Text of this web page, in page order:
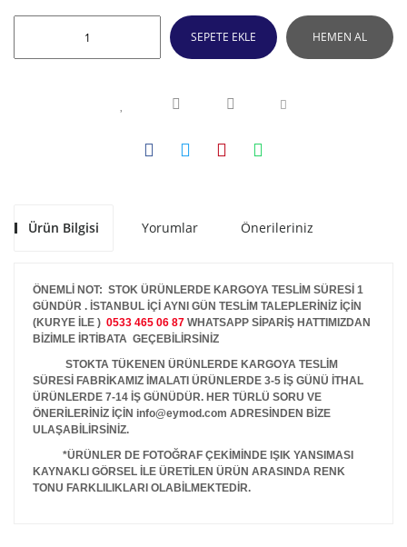
SEPETE EKLE HEMEN AL
Ürün Bilgisi Yorumlar Önerileriniz
ÖNEMLİ NOT: STOK ÜRÜNLERDE KARGOYA TESLİM SÜRESİ 1
GÜNDÜR . İSTANBUL İÇİ AYNI GÜN TESLİM TALEPLERİNİZ İÇİN
(KURYE İLE ) 0533 465 06 87 WHATSAPP SİPARİŞ HATTIMIZDAN
BİZİMLE İRTİBATA GEÇEBİLİRSİNİZ
STOKTA TÜKENEN ÜRÜNLERDE KARGOYA TESLİM
SÜRESİ FABRİKAMIZ İMALATI ÜRÜNLERDE 3-5 İŞ GÜNÜ İTHAL
ÜRÜNLERDE 7-14 İŞ GÜNÜDÜR. HER TÜRLÜ SORU VE
ÖNERİLERİNİZ İÇİN info@eymod.com ADRESİNDEN BİZE
ULAŞABİLİRSİNİZ.
*ÜRÜNLER DE FOTOĞRAF ÇEKİMİNDE IŞIK YANSIMASI
KAYNAKLI GÖRSEL İLE ÜRETİLEN ÜRÜN ARASINDA RENK
TONU FARKLILIKLARI OLABİLMEKTEDİR.